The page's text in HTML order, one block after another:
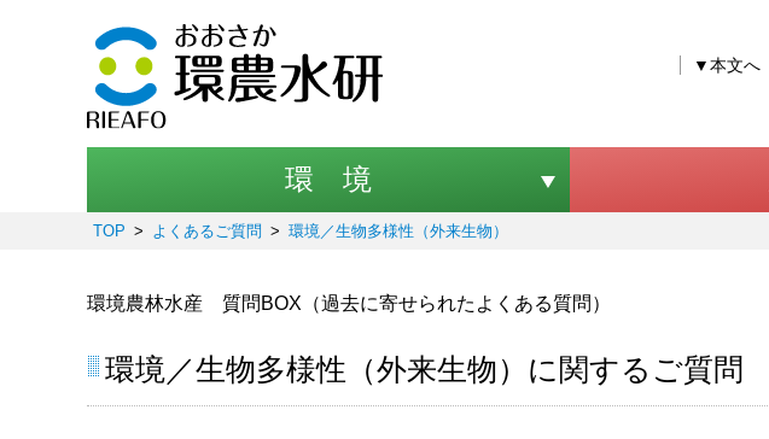
▼本文へ
環 境
TOP よくあるご質問 環境／生物多様性（外来生物）
環境農林水産 質問BOX（過去に寄せられたよくある質問）
環境／生物多様性（外来生物）に関するご質問